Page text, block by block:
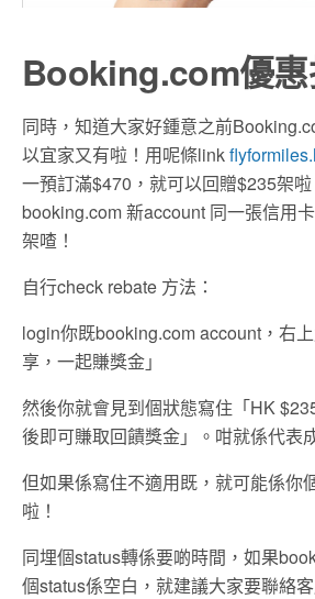
Booking.com優惠
同時，知道大家好鍾意之前
以宜家又有啦！用呢條link
一預訂滿$470，就可以回贈$235架
booking.com 新account 同一張信用
架喳！
自行check rebate 方法：
login你既booking.com account，右
享，一起賺獎金」
然後你就會見到個狀態寫住「HK
後即可賺取回饋獎金」。咁就係代表
但如果係寫住不適用既，就可能係你
啦！
同埋個status轉係要啲時間，如果
個status係空白，就建議大家要聯絡客